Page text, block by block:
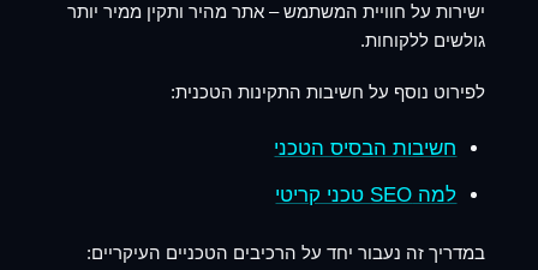
ישירות על חוויית המשתמש – אתר מהיר ותקין ממיר יותר
גולשים ללקוחות.
לפירוט נוסף על חשיבות התקינות הטכנית:
חשיבות הבסיס הטכני
למה SEO טכני קריטי
במדריך זה נעבור יחד על הרכיבים הטכניים העיקריים: